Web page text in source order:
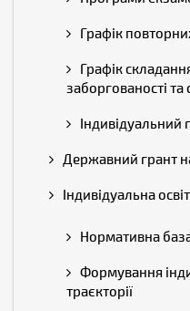
Графік
Графік
заборгованості та
Індивідуальний
Державний грант
Індивідуальна
Нормативна
Формування
траєкторії